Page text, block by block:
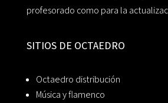
profesorado como para la
SITIOS DE OCTAEDRO
Octaedro distribución
Música y flamenco